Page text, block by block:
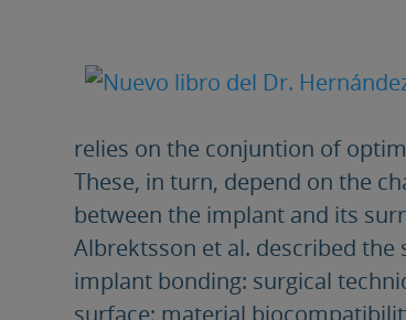
relies on the conjuntion of
These, in turn, depend on the
between the implant and its
Albrektsson et al. described
implant bonding: surgical
surface; material